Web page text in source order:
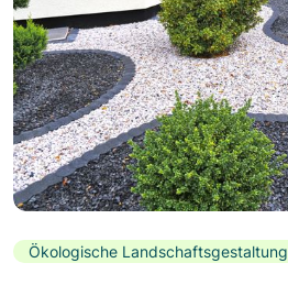
Ökologische Landschaftsgestaltung